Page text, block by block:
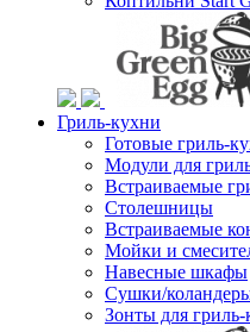
Гриль-кухни
Готовые гриль-
Модули для
Встраиваемые
Столешницы
Встраиваемые
Мойки и
Навесные шкафы
Сушки/
Зонты для гриль-